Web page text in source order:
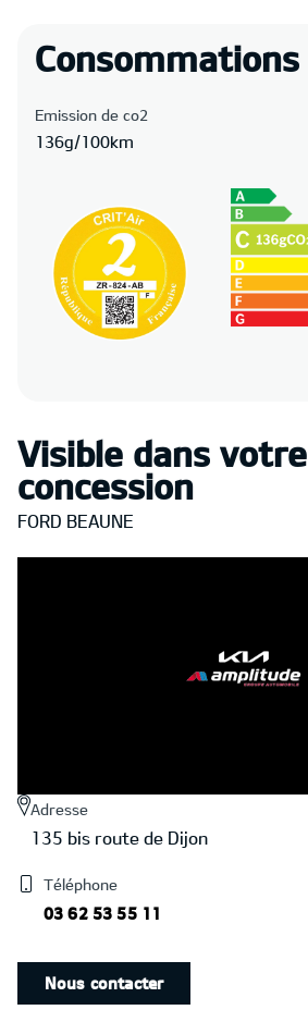
Consommations
Emission de co2
136g/100km
Visible dans votre
concession
FORD BEAUNE
Adresse
135 bis route de Dijon
Téléphone
03 62 53 55 11
Nous contacter